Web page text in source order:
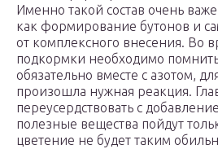
Именно такой состав очень
как формирование бутонов и
от комплексного внесения. Во
подкормки необходимо
обязательно вместе с азотом,
произошла нужная реакция.
переусердствовать с
полезные вещества пойдут
цветение не будет таким